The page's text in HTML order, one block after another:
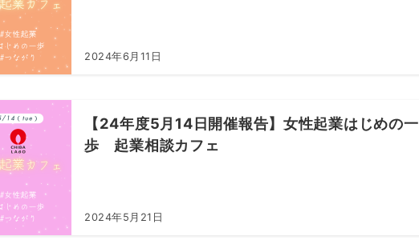
2024年6月11日
【24年度5月14日開催報告】女性起業はじめの一
歩 起業相談カフェ
2024年5月21日